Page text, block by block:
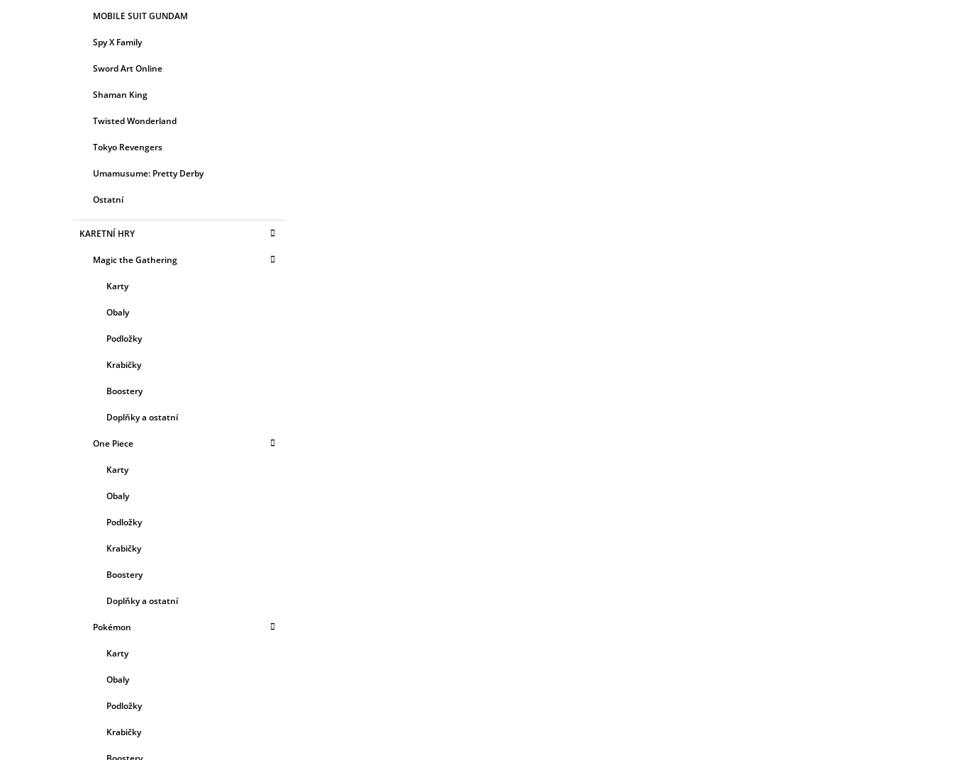
MOBILE SUIT GUNDAM
Spy X Family
Sword Art Online
Shaman King
Twisted Wonderland
Tokyo Revengers
Umamusume: Pretty Derby
Ostatní
KARETNÍ HRY
Magic the Gathering
Karty
Obaly
Podložky
Krabičky
Boostery
Doplňky a ostatní
One Piece
Karty
Obaly
Podložky
Krabičky
Boostery
Doplňky a ostatní
Pokémon
Karty
Obaly
Podložky
Krabičky